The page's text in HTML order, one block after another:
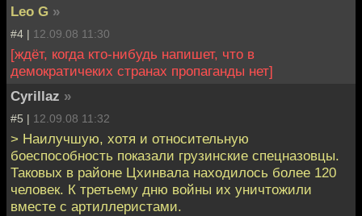
Leo G »
#4 | 12.09.08 11:30
[ждёт, когда кто-нибудь напишет, что в
демократичеких странах пропаганды нет]
Cyrillaz »
#5 | 12.09.08 11:32
> Наилучшую, хотя и относительную
боеспособность показали грузинские спецназовцы.
Таковых в районе Цхинвала находилось более 120
человек. К третьему дню войны их уничтожили
вместе с артиллеристами.